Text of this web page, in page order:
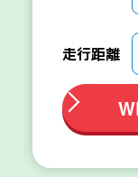
走行距離